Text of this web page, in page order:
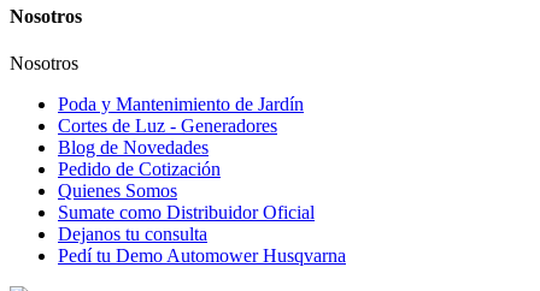
Nosotros
Nosotros
Poda y Mantenimiento de Jardín
Cortes de Luz - Generadores
Blog de Novedades
Pedido de Cotización
Quienes Somos
Sumate como Distribuidor Oficial
Dejanos tu consulta
Pedí tu Demo Automower Husqvarna